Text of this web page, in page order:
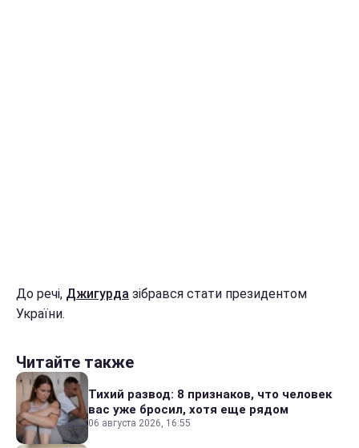
До речі, Джигурда зібрався стати президентом
України.
Читайте также
Тихий развод: 8 признаков, что человек
вас уже бросил, хотя еще рядом
06 августа 2026, 16:55